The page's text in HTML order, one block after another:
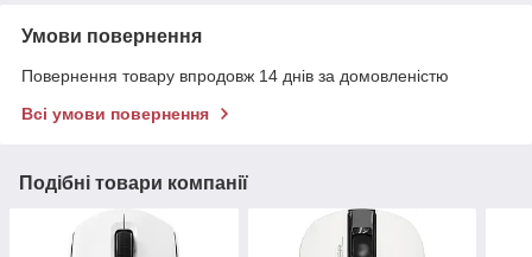
Умови повернення
Повернення товару впродовж 14 днів за домовленістю
Всі умови повернення
Подібні товари компанії